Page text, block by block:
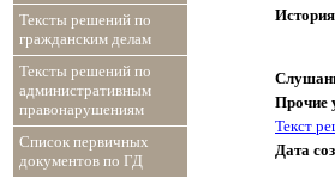
Тексты решений по
гражданским делам
Тексты решений по
административным
правонарушениям
Список первичных
документов по ГД
Прочие
Текст
Дата